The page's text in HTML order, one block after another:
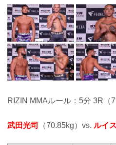
RIZIN MMAルール：5分 3R（
武田光司 （70.85kg）vs. ルイ